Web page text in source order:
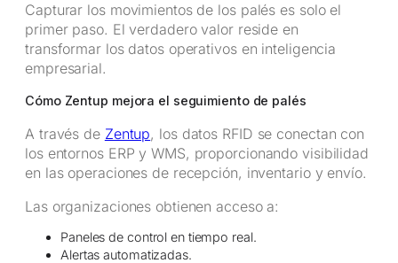
Capturar los movimientos de los palés es solo el
primer paso. El verdadero valor reside en
transformar los datos operativos en inteligencia
empresarial.
Cómo Zentup mejora el seguimiento de palés
A través de Zentup, los datos RFID se conectan con
los entornos ERP y WMS, proporcionando visibilidad
en las operaciones de recepción, inventario y envío.
Las organizaciones obtienen acceso a:
Paneles de control en tiempo real.
Alertas automatizadas.